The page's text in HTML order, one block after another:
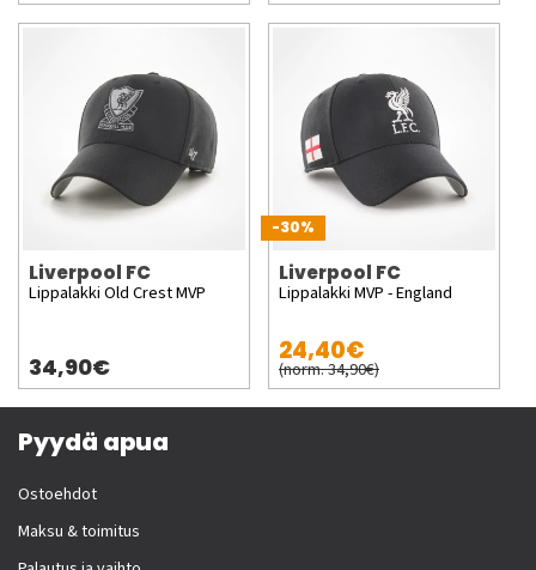
Liverpool FC
Lippalakki Old Crest MVP
34,90€
-30%
Liverpool FC
Lippalakki MVP - England
24,40€
(norm. 34,90€)
Pyydä apua
Ostoehdot
Maksu & toimitus